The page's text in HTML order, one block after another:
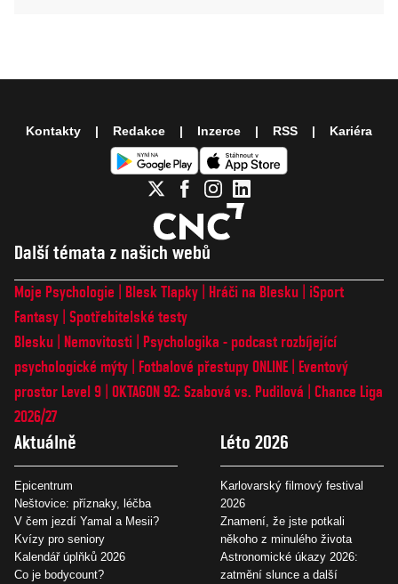
Další témata z našich webů
Moje Psychologie Blesk Tlapky Hráči na Blesku
iSport
Fantasy Spotřebitelské testy
Blesku
Nemovitosti
Psychologika - podcast rozbíjející
psychologické mýty
Fotbalové přestupy ONLINE
Eventový
prostor Level 9 OKTAGON 92: Szabová vs. Pudilová
Chance Liga
2026/27
Aktuálně
Epicentrum
Neštovice: příznaky, léčba
V čem jezdí Yamal a Mesii?
Kvízy pro seniory
Kalendář úplňků 2026
Co je bodycount?
Léto 2026
Karlovarský filmový festival
2026
Znamení, že jste potkali
někoho z minulého života
Astronomické úkazy 2026:
zatmění slunce a další
Kontakty Redakce Inzerce RSS Kariéra